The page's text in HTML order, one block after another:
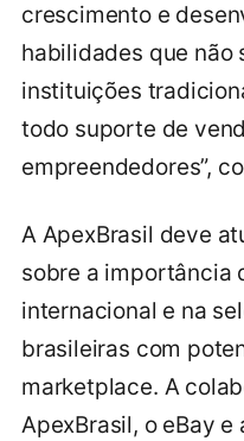
crescimento e
habilidades que não
instituições
todo suporte de
empreendedores”,
A ApexBrasil deve
sobre a importância
internacional e na
brasileiras com
marketplace. A
ApexBrasil, o eBay e